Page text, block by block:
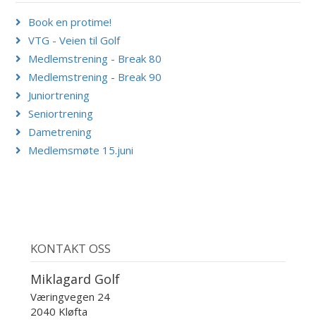
Book en protime!
VTG - Veien til Golf
Medlemstrening - Break 80
Medlemstrening - Break 90
Juniortrening
Seniortrening
Dametrening
Medlemsmøte 15.juni
KONTAKT OSS
Miklagard Golf
Væringvegen 24
2040 Kløfta